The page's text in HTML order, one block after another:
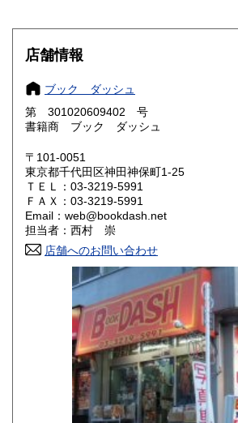
滋賀県 600円 京都府
大阪府
奈良県
鳥取県 600円
岡山県 600円
山口県 600円
香川県
福岡県
600円 長崎県
600円 大分県
600円 鹿児島県
600円
店舗情報
ブック ダッシュ
第 301020609402 号
書籍商 ブック ダッシュ
〒101-0051
東京都千代田区神田神保町1-25
ＴＥＬ：03-3219-5991
ＦＡＸ：03-3219-5991
Email：web@bookdash.net
担当者：西村 崇
店舗へのお問い合わせ